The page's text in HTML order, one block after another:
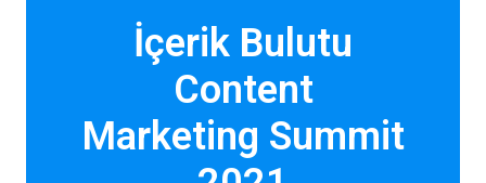
İçerik Bulutu
Content
Marketing Summit